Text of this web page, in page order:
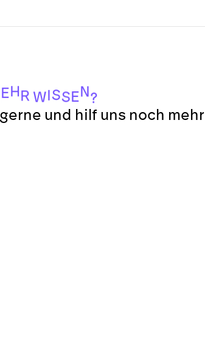
EH R W SS EN?
und hilf uns noch